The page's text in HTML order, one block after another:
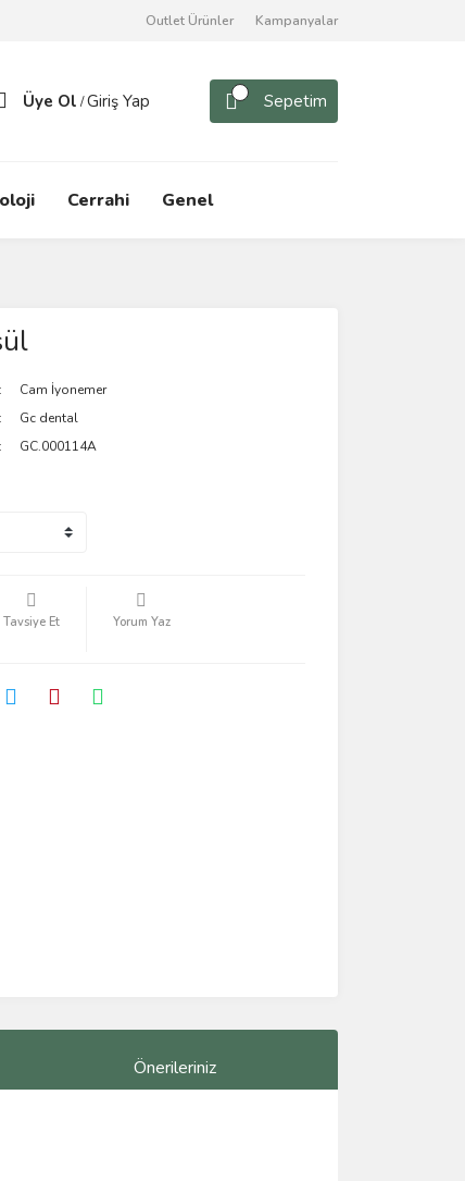
Outlet Ürünler Kampanyalar
Üye Ol /Giriş Yap Sepetim
Cerrahi Genel
Cam İyonemer
Gc dental
GC.000114A
Tavsiye Et Yorum Yaz
Önerileriniz